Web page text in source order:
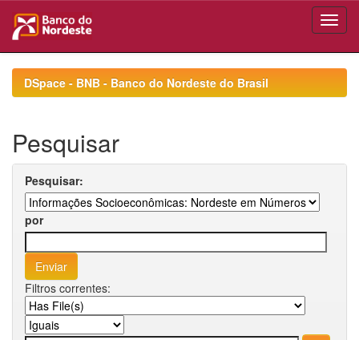
navigationDSpace - BNB - Banco do Nordeste do Brasil
Pesquisar
Pesquisar:
por
Filtros correntes: